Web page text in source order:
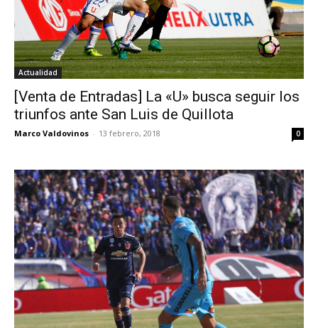
Actualidad
[Venta de Entradas] La «U» busca seguir los
triunfos ante San Luis de Quillota
Marco Valdovinos - 13 febrero, 2018 0